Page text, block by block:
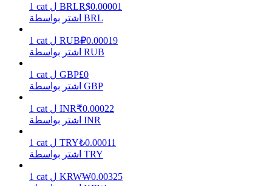
خنزير الطاقة
احصل على مكافآت تنافسية يوميًا
1 cat ل BRLR$0.00001
اشتر بواسطة BRL
1 cat ل RUB₽0.00019
اشتر بواسطة RUB
1 cat ل GBP£0
اشتر بواسطة GBP
1 cat ل INR₹0.00022
اشتر بواسطة INR
1 cat ل TRY₺0.00011
اشتر بواسطة TRY
1 cat ل KRW₩0.00325